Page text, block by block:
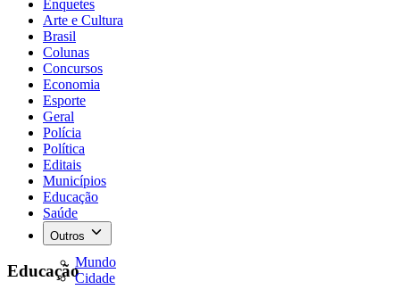
Enquetes
Arte e Cultura
Brasil
Colunas
Concursos
Economia
Esporte
Geral
Polícia
Política
Editais
Municípios
Educação
Saúde
Outros
Mundo
Cidade
Educação